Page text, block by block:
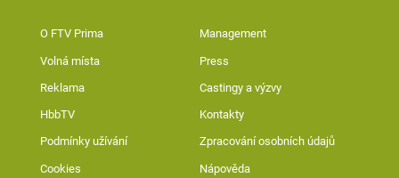
O FTV Prima Management
Volná místa Press
Reklama Castingy a výzvy
HbbTV Kontakty
Podmínky užívání Zpracování osobních údajů
Cookies Nápověda